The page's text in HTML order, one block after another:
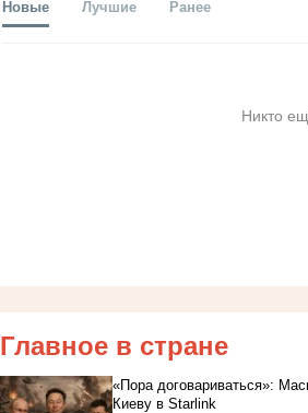
Новые Лучшие Ранее
Никто
Главное в стране
«Пора договариваться»:
Киеву в Starlink